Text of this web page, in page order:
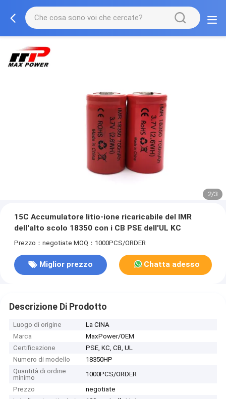
2/3
15C Accumulatore litio-ione ricaricabile del IMR
dell'alto scolo 18350 con i CB PSE dell'UL KC
Prezzo：negotiate MOQ：1000PCS/ORDER
Miglior prezzo Chatta adesso
Descrizione Di Prodotto
Luogo di origine
La CINA
Marca
MaxPower/OEM
Certificazione
PSE, KC, CB, UL
Numero di modello
18350HP
Quantità di ordine
minimo
1000PCS/ORDER
Prezzo
negotiate